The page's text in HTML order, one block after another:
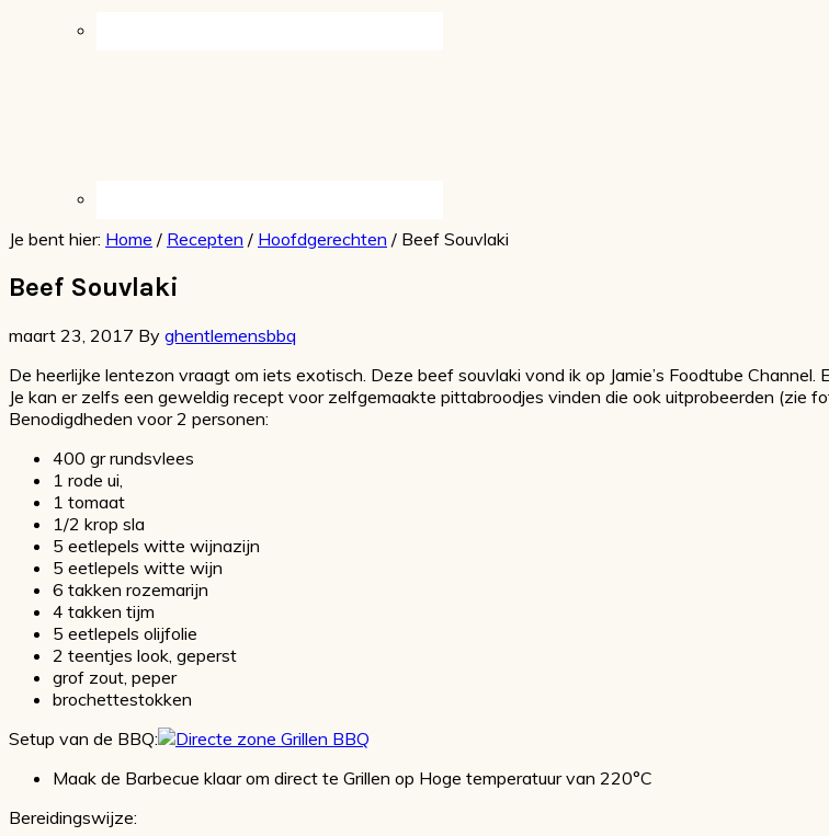
Je bent hier: Home / Recepten / Hoofdgerechten / Beef Souvlaki
Beef Souvlaki
maart 23, 2017 By ghentlemensbbq
De heerlijke lentezon vraagt om iets exotisch. Deze beef souvlaki vond ik op Jamie’s Foodtube
Je kan er zelfs een geweldig recept voor zelfgemaakte pittabroodjes vinden die ook uitprobeerden (zie
Benodigdheden voor 2 personen:
400 gr rundsvlees
1 rode ui,
1 tomaat
1/2 krop sla
5 eetlepels witte wijnazijn
5 eetlepels witte wijn
6 takken rozemarijn
4 takken tijm
5 eetlepels olijfolie
2 teentjes look, geperst
grof zout, peper
brochettestokken
Setup van de BBQ:
Maak de Barbecue klaar om direct te Grillen op Hoge temperatuur van 220°C
Bereidingswijze: